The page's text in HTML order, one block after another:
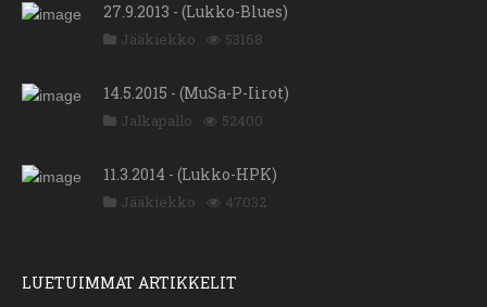
27.9.2013 - (Lukko-Blues)
Jääkiekko 53168
14.5.2015 - (MuSa-P-Iirot)
Jalkapallo 52400
11.3.2014 - (Lukko-HPK)
Jääkiekko 47032
LUETUIMMAT ARTIKKELIT